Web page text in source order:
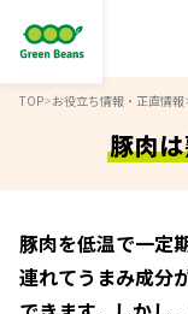
TOP>お役立ち情報・正直情報
豚肉
豚肉を低温で一定
連れてうまみ成分